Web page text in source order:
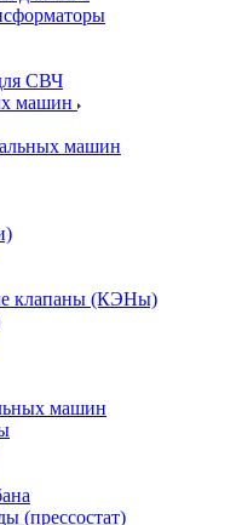
СВЧ
машин
машин
клапаны (КЭНы)
машин
(прессостат)